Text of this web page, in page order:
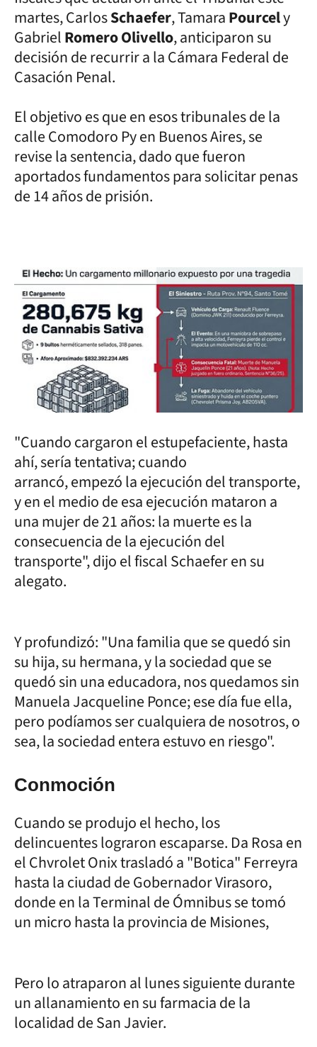
martes, CarlosSchaefer, TamaraPourcely
GabrielRomero Olivello, anticiparon su
decisión de recurrir a la Cámara Federal de
Casación Penal.
El objetivo es que en esos tribunales de la
calle Comodoro Py en Buenos Aires, se
revise la sentencia, dado que fueron
aportados fundamentos para solicitar penas
de 14 años de prisión.
"Cuando cargaron el estupefaciente, hasta
ahí, sería tentativa; cuando
arrancó, empezó la ejecución del transporte,
y en el medio de esa ejecución mataron a
una mujer de 21 años: la muerte es la
consecuencia de la ejecución del
transporte", dijo el fiscal Schaefer en su
alegato.
Y profundizó: "Una familia que se quedó sin
su hija, su hermana, y la sociedad que se
quedó sin una educadora, nos quedamos sin
Manuela Jacqueline Ponce; ese día fue ella,
pero podíamos ser cualquiera de nosotros, o
sea, la sociedad entera estuvo en riesgo".
Conmoción
Cuando se produjo el hecho, los
delincuentes lograron escaparse. Da Rosa en
el Chvrolet Onix trasladó a "Botica" Ferreyra
hasta la ciudad de Gobernador Virasoro,
donde en la Terminal de Ómnibus se tomó
un micro hasta la provincia de Misiones,
Pero lo atraparon al lunes siguiente durante
un allanamiento en su farmacia de la
localidad de San Javier.